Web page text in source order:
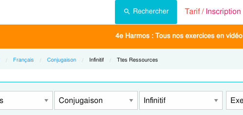
Rechercher Tarif /Inscription
4e Harmos : Tous nos exercices en vidéo
Français Conjugaison Current:
Infinitif Current:
Ttes Ressources